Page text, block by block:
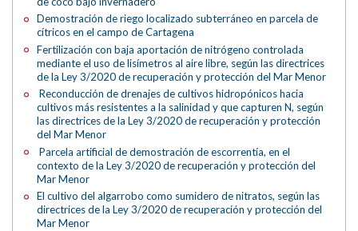
Demostración de riego localizado subterráneo en parcela de
cítricos en el campo de Cartagena
Fertilización con baja aportación de nitrógeno controlada
mediante el uso de lisímetros al aire libre, según las directrices
de la Ley 3/2020 de recuperación y protección del Mar Menor
Reconducción de drenajes de cultivos hidropónicos hacia
cultivos más resistentes a la salinidad y que capturen N, según
las directrices de la Ley 3/2020 de recuperación y protección
del Mar Menor
Parcela artificial de demostración de escorrentía, en el
contexto de la Ley 3/2020 de recuperación y protección del
Mar Menor
El cultivo del algarrobo como sumidero de nitratos, según las
directrices de la Ley 3/2020 de recuperación y protección del
Mar Menor